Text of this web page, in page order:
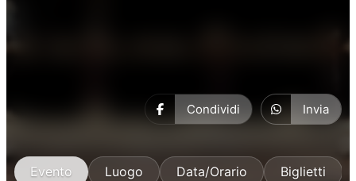
Condividi Invia
Evento Luogo Data/Orario Biglietti